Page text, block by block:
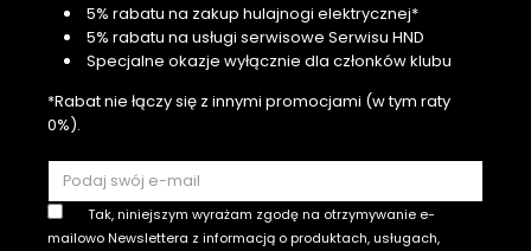
5% rabatu na zakup hulajnogi elektrycznej*
5% rabatu na usługi serwisowe Serwisu HND
Specjalne okazje wyłącznie dla członków klubu
*Rabat nie łączy się z innymi promocjami (w tym raty
0%).
Tak, niniejszym wyrażam zgodę na otrzymywanie e-
mailowo Newslettera z informacją o produktach, usługach,